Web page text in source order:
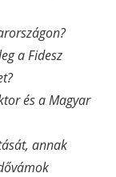
a Fidesz
és a Magyar
annak